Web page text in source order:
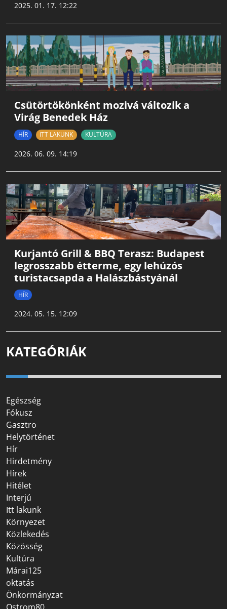
2025. 01. 17. 12:22
Csütörtökönként mozivá változik a
Virág Benedek Ház
HÍR ITT LAKUNK KULTÚRA
2026. 06. 09. 14:19
Kurjantó Grill & BBQ Terasz: Budapest
legrosszabb étterme, egy lehúzós
turistacsapda a Halászbástyánál
HÍR
2024. 05. 15. 12:09
KATEGÓRIÁK
Egészség
Fókusz
Gasztro
Helytörténet
Hír
Hirdetmény
Hírek
Hitélet
Interjú
Itt lakunk
Környezet
Közlekedés
Közösség
Kultúra
Márai125
oktatás
Önkormányzat